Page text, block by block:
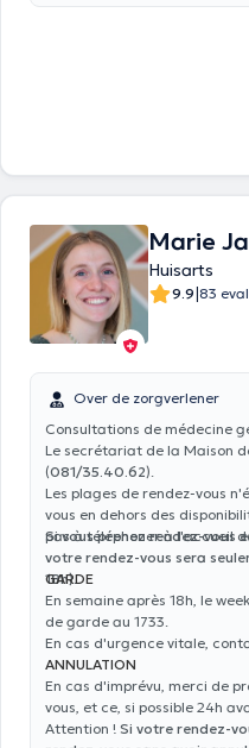
Marie
Huisarts
9.9|83
Over de zorgverlener
Consultations de médecine
Le secrétariat de la Maison
(081/35.40.62).
Les plages de rendez-vous
vous en dehors des
pas à téléphoner à l'accueil
Si vous prenez rendez-vous
votre rendez-vous sera
18h).
GARDE
En semaine après 18h, le
de garde au 1733.
En cas d'urgence vitale,
ANNULATION
En cas d'imprévu, merci de
vous, et ce, si possible 24h
Attention ! Si votre rendez-